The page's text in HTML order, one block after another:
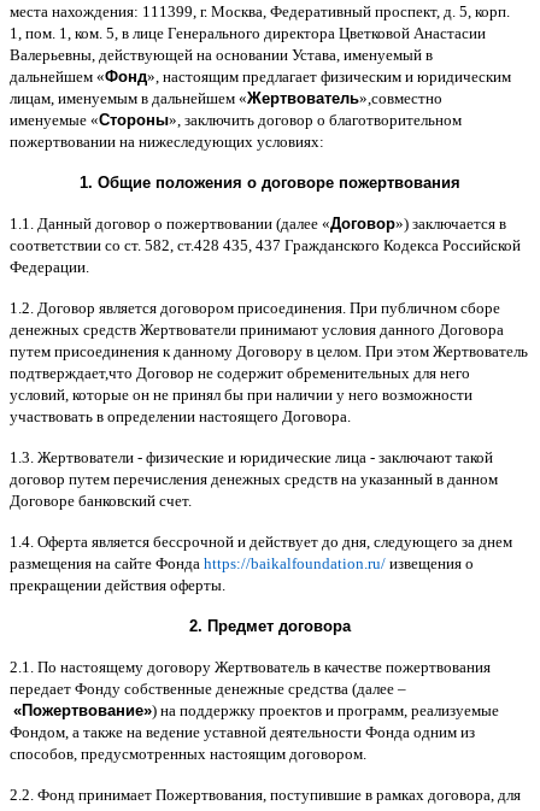
места нахождения: 111399, г. Москва Федеративный проспект, д . 5, корп
1, пом . 1, ком . 5, в лице Генерального директора Цветковой Анастасии
Валерьевны действующей на основании Устава именуемый в
дальнейшем «Фонд», настоящим предлагает физическим и юридическим
лицам именуемым в дальнейшем «Жертвователь», совместно
именуемые «Стороны», заключить договор o благотворительном
пожертвовании на нижеследующих условиях:
1. Общие положения o договоре пожертвования
1.1. Данный договор о пожертвовании (далее «Договор») заключается в
соответствии со ст. 582, ст.428 435, 437 Гражданского Кодекса Российской
Федерации
1.2. Договор является договором присоединения При публичном сборе
денежных средств Жертвователи принимают условия данного Договора
путем присоединения к данному Договору в целом При этом Жертвователь
подтверждает,что Договор не содержит обременительных для него
условий которые он не принял бы при наличии у него возможности
участвовать в определении настоящего Договора
1.3. Жертвователи - физические и юридические лица - заключают такой
договор путем перечисления денежных средств на указанный в данном
Договоре банковский счет.
1.4. Оферта является бессрочной и действует до дня следующего за днем
размещения на сайте Фонда https://baikalfoundation.ru/ извещения о
прекращении действия оферты
2. Предмет договора
2.1. По настоящему договору Жертвователь в качестве пожертвования
передает Фонду собственные денежные средства (далее –
«Пожертвование») на поддержку проектов и программ реализуемые
Фондом а также на ведение уставной деятельности Фонда одним из
способов предусмотренных настоящим договором
2.2. Фонд принимает Пожертвования поступившие в рамках договора для